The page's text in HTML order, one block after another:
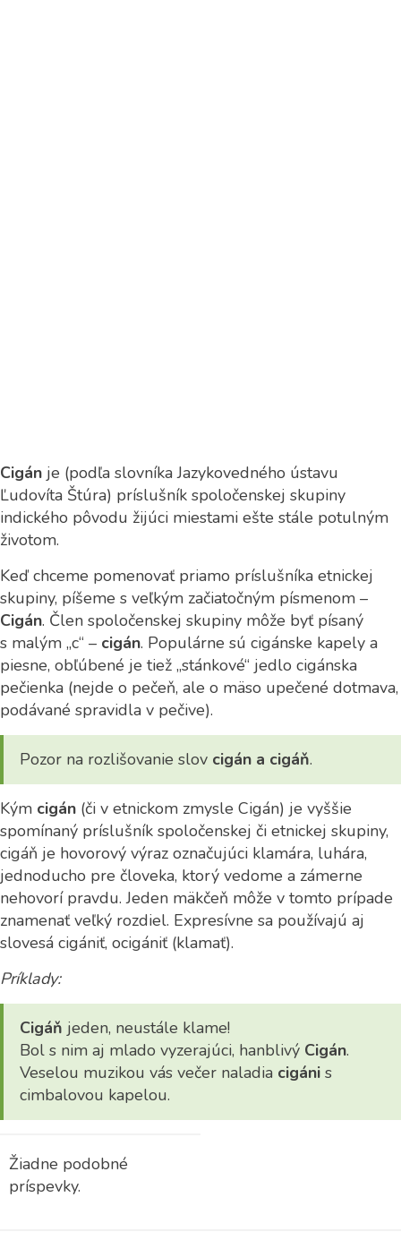
Cigán je (podľa slovníka Jazykovedného ústavu
Ľudovíta Štúra) príslušník spoločenskej skupiny
indického pôvodu žijúci miestami ešte stále potulným
životom.
Keď chceme pomenovať priamo príslušníka etnickej
skupiny, píšeme s veľkým začiatočným písmenom –
Cigán. Člen spoločenskej skupiny môže byť písaný
s malým „c“ – cigán. Populárne sú cigánske kapely a
piesne, obľúbené je tiež „stánkové“ jedlo cigánska
pečienka (nejde o pečeň, ale o mäso upečené dotmava,
podávané spravidla v pečive).
Pozor na rozlišovanie slov cigán a cigáň.
Kým cigán (či v etnickom zmysle Cigán) je vyššie
spomínaný príslušník spoločenskej či etnickej skupiny,
cigáň je hovorový výraz označujúci klamára, luhára,
jednoducho pre človeka, ktorý vedome a zámerne
nehovorí pravdu. Jeden mäkčeň môže v tomto prípade
znamenať veľký rozdiel. Expresívne sa používajú aj
slovesá cigániť, ocigániť (klamať).
Príklady:
Cigáň jeden, neustále klame!
Bol s nim aj mlado vyzerajúci, hanblivý Cigán.
Veselou muzikou vás večer naladia cigáni s
cimbalovou kapelou.
Žiadne podobné
príspevky.